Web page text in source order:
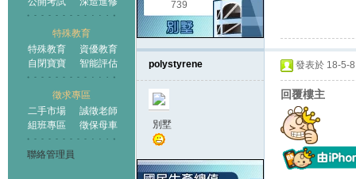
特殊教育
特殊教育
資優教育
自閉寶寶
智能評估
徵求專區
二手市場
誠徵老師
組班專區
徵保母車
聯絡管理員
739
polystyrene
別墅
發表於 18-5-
回覆樓主